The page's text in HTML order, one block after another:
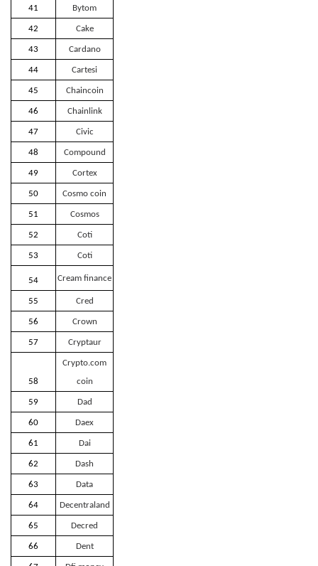
41 Bytom
42 Cake
43 Cardano
44 Cartesi
45 Chaincoin
46 Chainlink
47 Civic
48 Compound
49 Cortex
50 Cosmo coin
51 Cosmos
52 Coti
53 Coti
54 Cream finance
55 Cred
56 Crown
57 Cryptaur
58
Crypto.com
coin
59 Dad
60 Daex
61 Dai
62 Dash
63 Data
64 Decentraland
65 Decred
66 Dent